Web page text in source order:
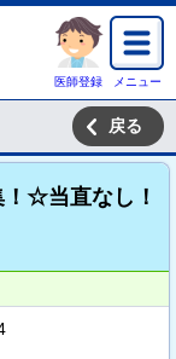
医師登録 メニュー
戻る
☆当直なし！